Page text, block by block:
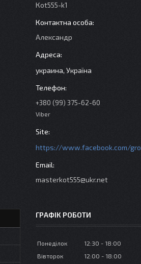
Кot555-k1
Александр
украина, Україна
+380 (99) 375-62-60
Viber
masterkot555@ukr.net
ГРАФІК РОБОТИ
Понеділок 12:30
18:00
Вівторок
12:00
18:00